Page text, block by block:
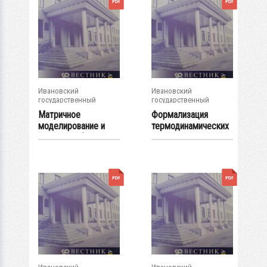
Ивановский
государственный
энергетический...
Матричное
моделирование и
решение обратной
Ивановский
государственный
энергетический...
Формализация
термодинамических
процессов в...